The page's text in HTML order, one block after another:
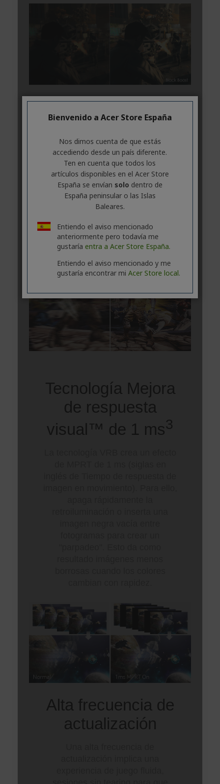
Bienvenido a Acer Store España
Nos dimos cuenta de que estás
accediendo desde un país diferente.
Ten en cuenta que todos los
artículos disponibles en el Acer Store
España se envían solo dentro de
España peninsular o las Islas
Baleares.
Entiendo el aviso mencionado
anteriormente pero todavía me
gustaría entra a Acer Store España.
Entiendo el aviso mencionado y me
gustaría encontrar mi Acer Store local.